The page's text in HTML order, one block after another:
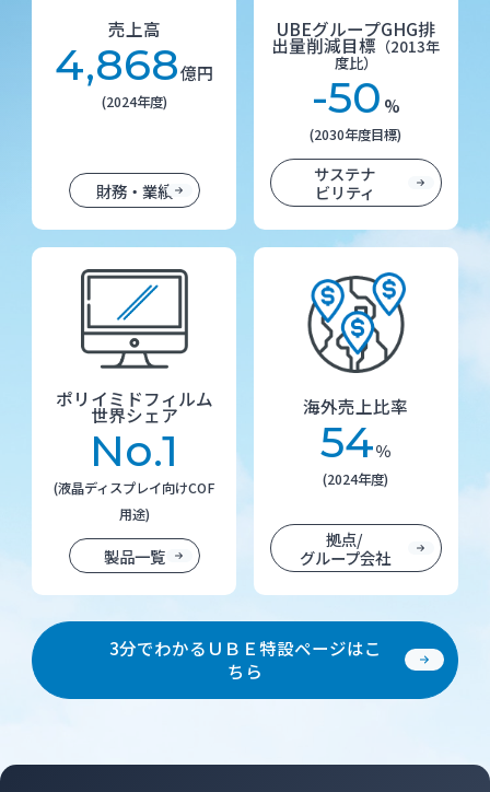
売上高
4,868億円
(2024年度)
財務・業績
UBEグループGHG排
出量削減目標 （2013年
度比）
-50 %
(2030年度目標)
サステナ
ビリティ
ポリイミドフィルム
世界シェア
No.1
(液晶ディスプレイ向けCOF
用途)
製品一覧
海外売上比率
54％
(2024年度)
拠点/
グループ会社
3分でわかるＵＢＥ特設ページはこ
ちら